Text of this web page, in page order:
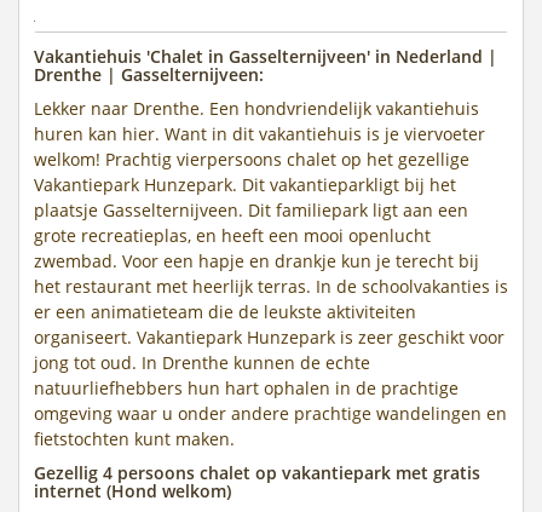
Vakantiehuis 'Chalet in Gasselternijveen' in Nederland |
Drenthe | Gasselternijveen:
Lekker naar Drenthe. Een hondvriendelijk vakantiehuis
huren kan hier. Want in dit vakantiehuis is je viervoeter
welkom! Prachtig vierpersoons chalet op het gezellige
Vakantiepark Hunzepark. Dit vakantieparkligt bij het
plaatsje Gasselternijveen. Dit familiepark ligt aan een
grote recreatieplas, en heeft een mooi openlucht
zwembad. Voor een hapje en drankje kun je terecht bij
het restaurant met heerlijk terras. In de schoolvakanties is
er een animatieteam die de leukste aktiviteiten
organiseert. Vakantiepark Hunzepark is zeer geschikt voor
jong tot oud. In Drenthe kunnen de echte
natuurliefhebbers hun hart ophalen in de prachtige
omgeving waar u onder andere prachtige wandelingen en
fietstochten kunt maken.
Gezellig 4 persoons chalet op vakantiepark met gratis
internet (Hond welkom)